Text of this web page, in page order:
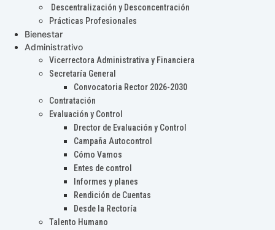
Descentralización y Desconcentración
Prácticas Profesionales
Bienestar
Administrativo
Vicerrectora Administrativa y Financiera
Secretaría General
Convocatoria Rector 2026-2030
Contratación
Evaluación y Control
Drector de Evaluación y Control
Campaña Autocontrol
Cómo Vamos
Entes de control
Informes y planes
Rendición de Cuentas
Desde la Rectoría
Talento Humano